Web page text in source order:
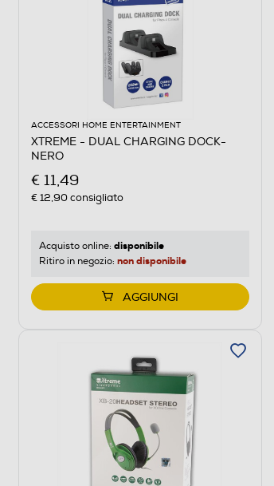
ACCESSORI HOME ENTERTAINMENT
XTREME - DUAL CHARGING DOCK-
NERO
€ 11,49
€ 12,90consigliato
Acquisto online: disponibile
Ritiro in negozio: non disponibile
AGGIUNGI